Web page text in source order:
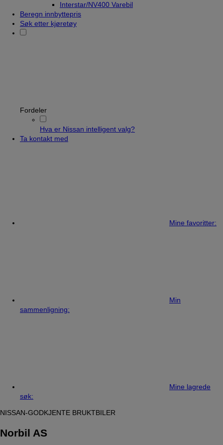
Interstar/NV400 Varebil
Beregn innbyttepris
Søk etter kjøretøy
Fordeler
Hva er Nissan intelligent valg?
Ta kontakt med
Mine favoritter:
Min
sammenligning:
Mine lagrede
søk:
NISSAN-GODKJENTE BRUKTBILER
Norbil AS